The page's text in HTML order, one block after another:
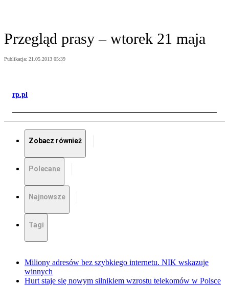
Przegląd prasy – wtorek 21 maja
Publikacja: 21.05.2013 05:39
rp.pl
Zobacz również
Polecane
Najnowsze
Tagi
Miliony adresów bez szybkiego internetu. NIK wskazuje
winnych
Hurt staje się nowym silnikiem wzrostu telekomów w Polsce